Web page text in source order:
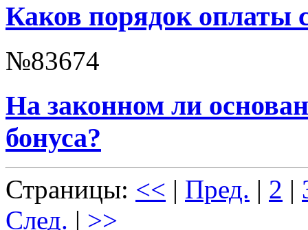
Каков порядок оплаты
№83674
На законном ли
бонуса?
Страницы: << | Пред. | 2 |
След. | >>